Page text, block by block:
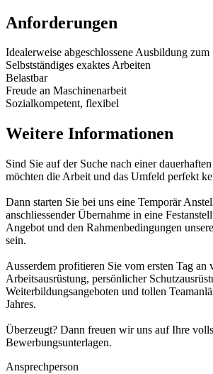
Anforderungen
Idealerweise abgeschlossene Ausbildung
Selbstständiges exaktes Arbeiten
Belastbar
Freude an Maschinenarbeit
Sozialkompetent, flexibel
Weitere Informationen
Sind Sie auf der Suche nach einer
möchten die Arbeit und das Umfeld perfekt
Dann starten Sie bei uns eine Temporär
anschliessender Übernahme in eine
Angebot und den Rahmenbedingungen
sein.
Ausserdem profitieren Sie vom ersten Tag an
Arbeitsausrüstung, persönlicher
Weiterbildungsangeboten und tollen
Jahres.
Überzeugt? Dann freuen wir uns auf Ihre
Bewerbungsunterlagen.
Ansprechperson